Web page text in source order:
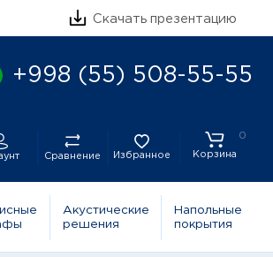
Скачать презентацию
+998 (55) 508-55-55
Сравнение Избранное
0
Корзина
Акустические
решения
Напольные
покрытия